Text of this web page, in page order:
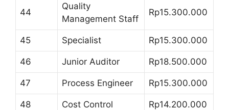
44
Quality
Management Staff
Rp15.300.000
45 Specialist Rp15.300.000
46 Junior Auditor Rp18.500.000
47 Process Engineer Rp15.300.000
48 Cost Control Rp14.200.000